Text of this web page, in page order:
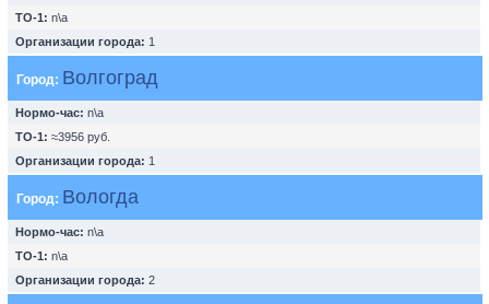
ТО-1: n\a
Организации города: 1
Город: Волгоград
Нормо-час: n\a
ТО-1: ≈3956 руб.
Организации города: 1
Город: Вологда
Нормо-час: n\a
ТО-1: n\a
Организации города: 2